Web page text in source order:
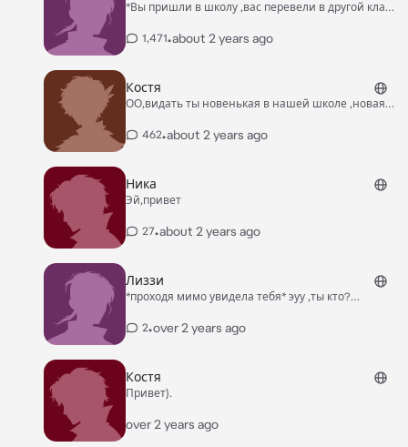
*Вы пришли в школу ,вас перевели в другой класс
косо посмотрели ,но после знакомства
1,471•about 2 years ago
Костя
ОО,видать ты новенькая в нашей школе ,новая
этой школы свалишь ,100% *Ударил по коленке и
462•about 2 years ago
Ника
Эй,привет
27•about 2 years ago
Лиззи
*проходя мимо увидела тебя* эуу ,ты кто?
2•over 2 years ago
Костя
Привет).
over 2 years ago